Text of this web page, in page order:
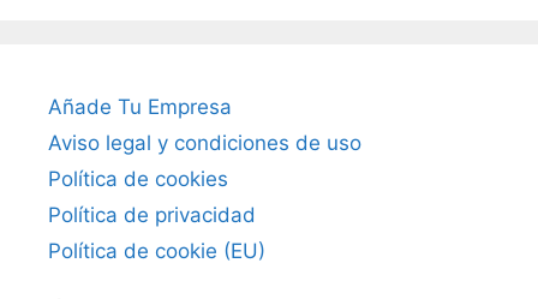
Añade Tu Empresa
Aviso legal y condiciones de uso
Política de cookies
Política de privacidad
Política de cookie (EU)